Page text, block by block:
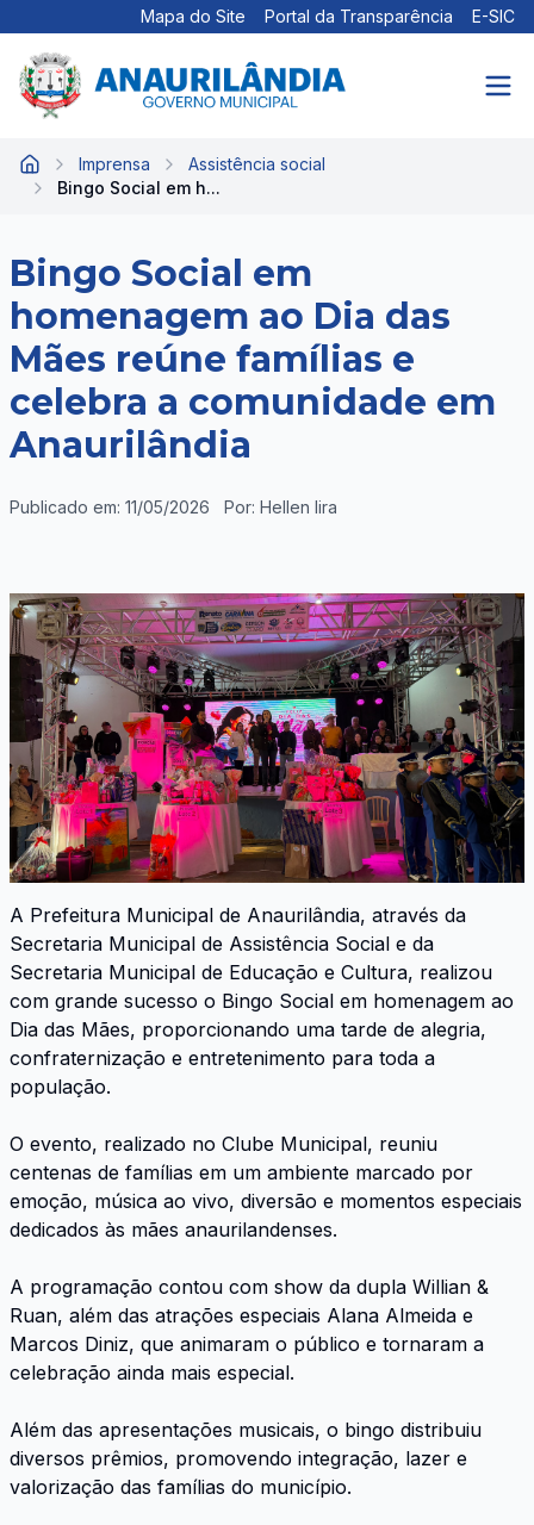
Mapa do Site Portal da Transparência E-SIC
Início Imprensa
Assistência social
Bingo Social em h...
Bingo Social em
homenagem ao Dia das
Mães reúne famílias e
celebra a comunidade em
Anaurilândia
Publicado em: 11/05/2026 Por: Hellen lira
A Prefeitura Municipal de Anaurilândia, através da
Secretaria Municipal de Assistência Social e da
Secretaria Municipal de Educação e Cultura, realizou
com grande sucesso o Bingo Social em homenagem ao
Dia das Mães, proporcionando uma tarde de alegria,
confraternização e entretenimento para toda a
população.
O evento, realizado no Clube Municipal, reuniu
centenas de famílias em um ambiente marcado por
emoção, música ao vivo, diversão e momentos especiais
dedicados às mães anaurilandenses.
A programação contou com show da dupla Willian &
Ruan, além das atrações especiais Alana Almeida e
Marcos Diniz, que animaram o público e tornaram a
celebração ainda mais especial.
Além das apresentações musicais, o bingo distribuiu
diversos prêmios, promovendo integração, lazer e
valorização das famílias do município.